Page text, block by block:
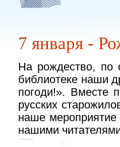
7 января -
На рождество, по
библиотеке наши
погоди!». Вместе
русских
наше
нашими